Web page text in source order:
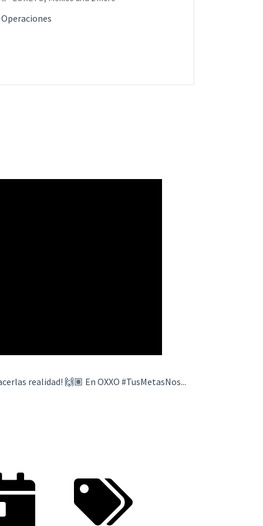
Operaciones
realidad! 🙌🏽 En OXXO #TusMetasNos...